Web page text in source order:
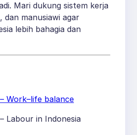
Mari dukung sistem kerja
dan manusiawi agar
lebih bahagia dan
Work–life balance
Labour in Indonesia